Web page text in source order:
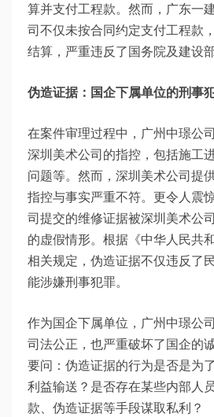
算并支付工程款。然而，广东一
司不仅未按合同约定支付工程款
结算，严重违反了国务院及建设
伪造证据：国企下属单位的刑事
在案件审理过程中，广州中璟公
深圳美术公司的指控，包括施工
问题等。然而，深圳美术公司提
指控与事实严重不符。更令人震
司提交的维修证据被深圳美术公
的虚假情形。根据《中华人民共
相关规定，伪造证据不仅违反了
能涉嫌刑事犯罪。
作为国企下属单位，广州中璟公
司法公正，也严重破坏了国企的
要问：伪造证据的行为是否是为
利益输送？是否存在某些内部人
款、伪造证据等手段谋取私利？